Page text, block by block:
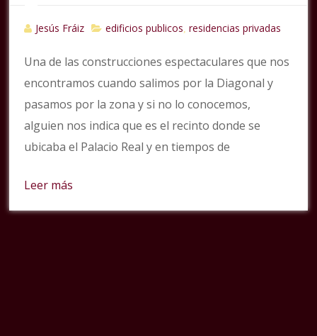
Jesús Fráiz edificios publicos ,residencias privadas
Una de las construcciones espectaculares que nos
encontramos cuando salimos por la Diagonal y
pasamos por la zona y si no lo conocemos,
alguien nos indica que es el recinto donde se
ubicaba el Palacio Real y en tiempos de
Leer más